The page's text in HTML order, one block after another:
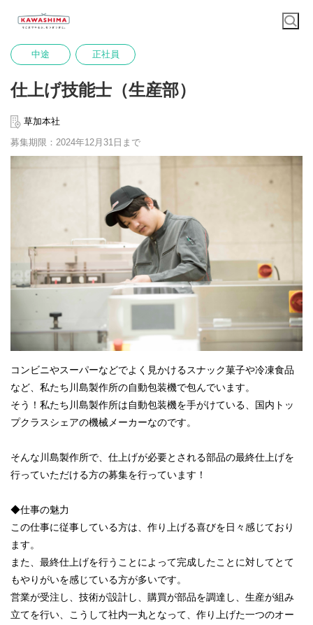
中途 正社員
仕上げ技能士（生産部）
草加本社
募集期限：2024年12月31日まで
コンビニやスーパーなどでよく見かけるスナック菓子や冷凍食品
など、私たち川島製作所の自動包装機で包んでいます。
そう！私たち川島製作所は自動包装機を手がけている、国内トッ
プクラスシェアの機械メーカーなのです。
そんな川島製作所で、仕上げが必要とされる部品の最終仕上げを
行っていただける方の募集を行っています！
◆仕事の魅力
この仕事に従事している方は、作り上げる喜びを日々感じており
ます。
また、最終仕上げを行うことによって完成したことに対してとて
もやりがいを感じている方が多いです。
営業が受注し、技術が設計し、購買が部品を調達し、生産が組み
立てを行い、こうして社内一丸となって、作り上げた一つのオー